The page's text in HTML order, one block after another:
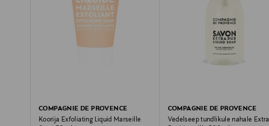
COMPAGNIE DE PROVENCE
Koorija Exfoliating Liquid Marseille
COMPAGNIE DE PROVENCE
Vedelseep tundlikule nahale Extra